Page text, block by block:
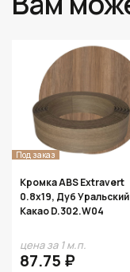
Под заказ
Кромка ABS Extravert
0.8х19, Дуб Уральский
Какао D.302.W04
цена за 1 м.п.
87.75 ₽